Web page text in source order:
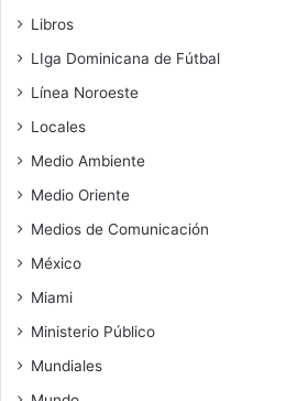
Libros
LIga Dominicana de Fútbal
Línea Noroeste
Locales
Medio Ambiente
Medio Oriente
Medios de Comunicación
México
Miami
Ministerio Público
Mundiales